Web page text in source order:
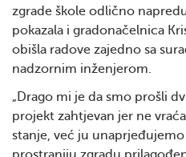
zgrade škole odlično
pokazala i gradonačelnica
obišla radove zajedno sa
nadzornim inženjerom.
„Drago mi je da smo prošli
projekt zahtjevan jer ne
stanje, već ju